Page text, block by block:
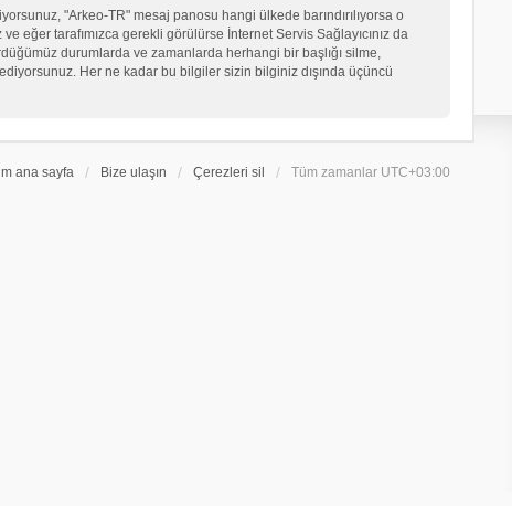
"Arkeo-TR" mesaj panosu hangi ülkede barındırılıyorsa o
eğer tarafımızca gerekli görülürse İnternet Servis Sağlayıcınız da
durumlarda ve zamanlarda herhangi bir başlığı silme,
Her ne kadar bu bilgiler sizin bilginiz dışında üçüncü
ana sayfa Bize ulaşın Çerezleri sil Tüm zamanlar UTC+03:00